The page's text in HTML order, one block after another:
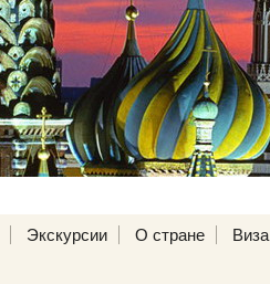
Экскурсии О стране Виза